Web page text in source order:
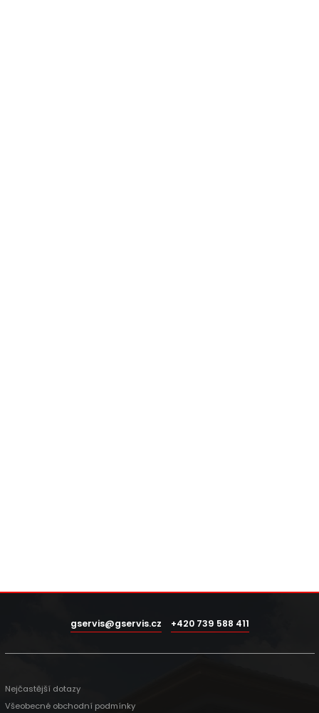
gservis@gservis.cz +420 739 588 411
Nejčastější dotazy
Všeobecné obchodní podmínky